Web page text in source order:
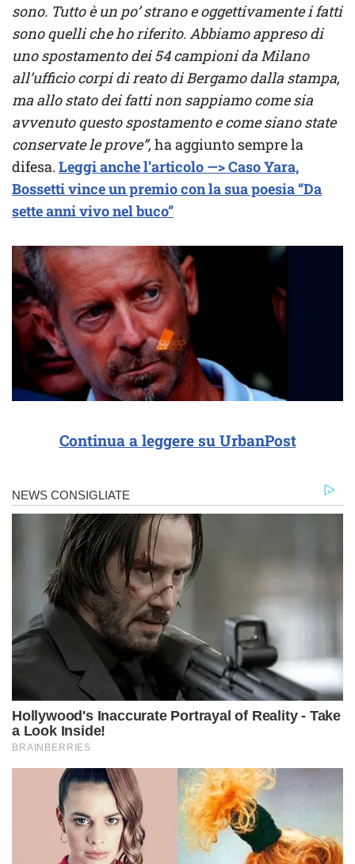
sono. Tutto è un po’ strano e oggettivamente i fatti
sono quelli che ho riferito. Abbiamo appreso di
uno spostamento dei 54 campioni da Milano
all’ufficio corpi di reato di Bergamo dalla stampa,
ma allo stato dei fatti non sappiamo come sia
avvenuto questo spostamento e come siano state
conservate le prove”,ha aggiunto sempre la
difesa. Leggi anche l’articolo —> Caso Yara,
Bossetti vince un premio con la sua poesia “Da
sette anni vivo nel buco”
Continua a leggere su UrbanPost